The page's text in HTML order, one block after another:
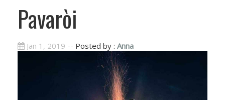
Pavaròi
Jan 1, 2019 -- Posted by : Anna